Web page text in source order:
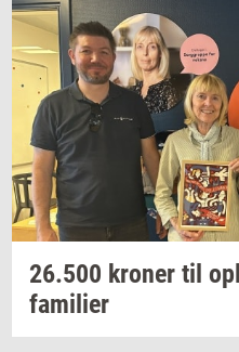
26.500 kro­ner til
fa­mi­li­er